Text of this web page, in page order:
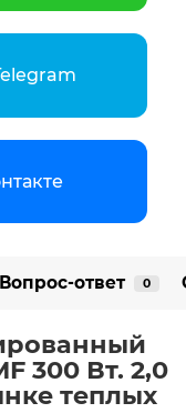
Вопрос-ответ 0
300 Вт. 2,0
теплых